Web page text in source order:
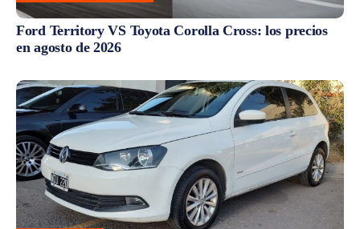
Ford Territory VS Toyota Corolla Cross: los precios
en agosto de 2026